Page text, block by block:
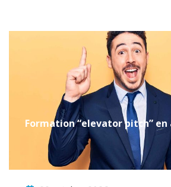
Formation “elevator pitch” en